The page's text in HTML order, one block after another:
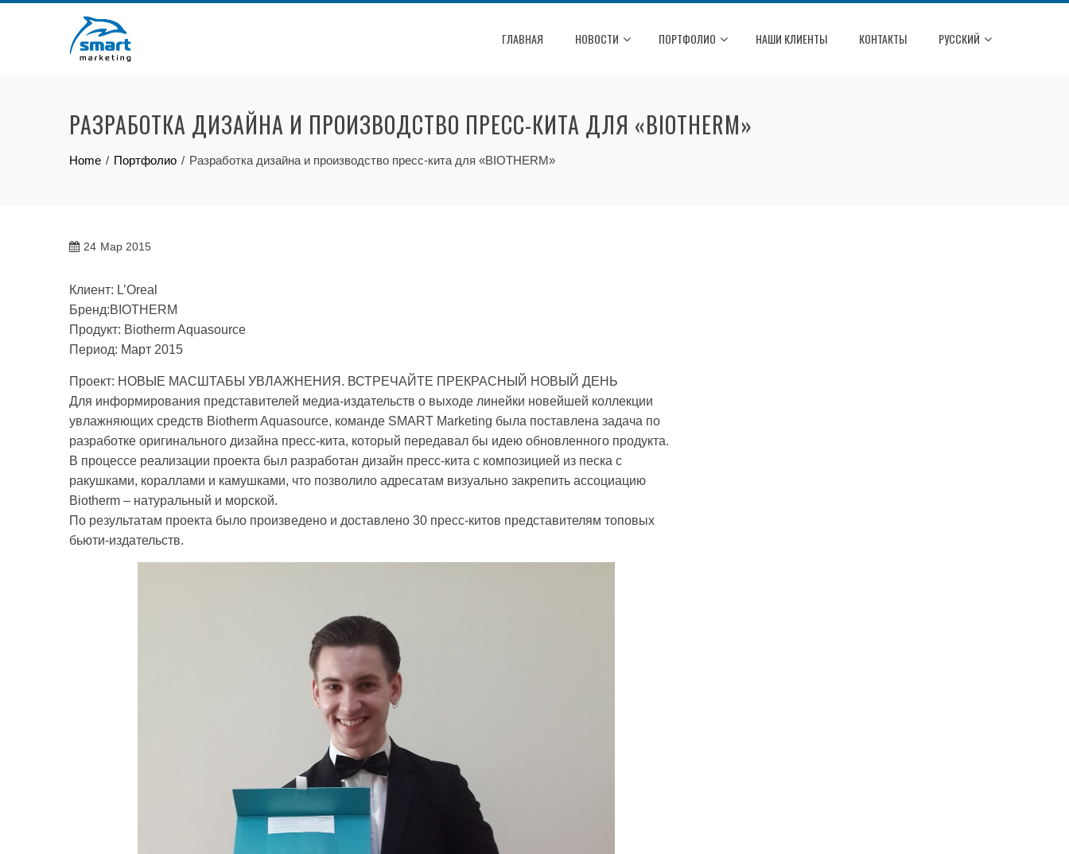
ГЛАВНАЯ НОВОСТИ ПОРТФОЛИО НАШИ КЛИЕНТЫ КОНТАКТЫ РУССКИЙ
РАЗРАБОТКА ДИЗАЙНА И ПРОИЗВОДСТВО ПРЕСС-КИТА ДЛЯ «BIOTHERM»
Home Портфолио Разработка дизайна и производство пресс-кита для «BIOTHERM»
24 Мар 2015
Клиент: L’Oreal
Бренд:BIOTHERM
Продукт: Biotherm Aquasource
Период: Март 2015
Проект: НОВЫЕ МАСШТАБЫ УВЛАЖНЕНИЯ. ВСТРЕЧАЙТЕ ПРЕКРАСНЫЙ НОВЫЙ ДЕНЬ
Для информирования представителей медиа-издательств о выходе линейки новейшей коллекции
увлажняющих средств Biotherm Aquasource, команде SMART Marketing была поставлена задача по
разработке оригинального дизайна пресс-кита, который передавал бы идею обновленного продукта.
В процессе реализации проекта был разработан дизайн пресс-кита с композицией из песка с
ракушками, кораллами и камушками, что позволило адресатам визуально закрепить ассоциацию
Biotherm – натуральный и морской.
По результатам проекта было произведено и доставлено 30 пресс-китов представителям топовых
бьюти-издательств.